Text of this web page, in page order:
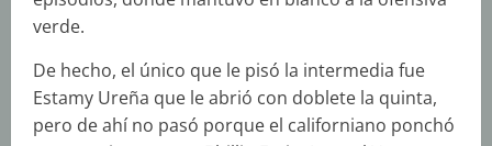
verde.
De hecho, el único que le pisó la intermedia fue
Estamy Ureña que le abrió con doblete la quinta,
pero de ahí no pasó porque el californiano ponchó